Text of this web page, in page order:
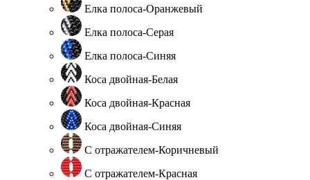
Елка полоса-Оранжевый
Елка полоса-Серая
Елка полоса-Синяя
Коса двойная-Белая
Коса двойная-Красная
Коса двойная-Синяя
С отражателем-Коричневый
С отражателем-Красная